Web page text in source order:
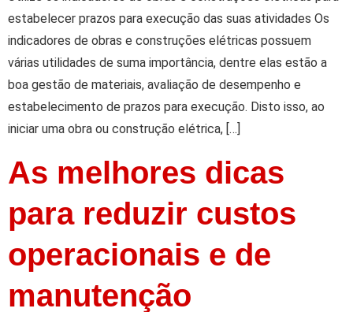
estabelecer prazos para execução das suas atividades Os
indicadores de obras e construções elétricas possuem
várias utilidades de suma importância, dentre elas estão a
boa gestão de materiais, avaliação de desempenho e
estabelecimento de prazos para execução. Disto isso, ao
iniciar uma obra ou construção elétrica, […]
As melhores dicas
para reduzir custos
operacionais e de
manutenção